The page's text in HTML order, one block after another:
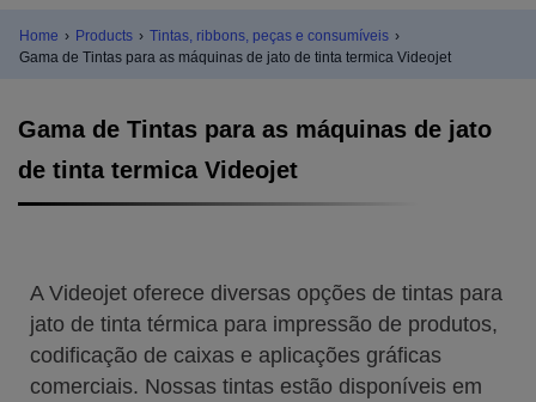
Home › Products › Tintas, ribbons, peças e consumíveis ›
Gama de Tintas para as máquinas de jato de tinta termica Videojet
Gama de Tintas para as máquinas de jato
de tinta termica Videojet
A Videojet oferece diversas opções de tintas para
jato de tinta térmica para impressão de produtos,
codificação de caixas e aplicações gráficas
comerciais. Nossas tintas estão disponíveis em